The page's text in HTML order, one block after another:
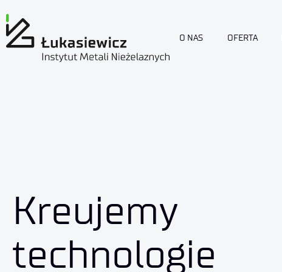
O NAS OFERTA
Kreujemy
technologie